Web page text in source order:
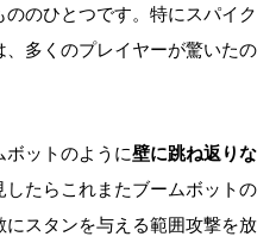
のひとつです。特にスパイク
多くのプレイヤーが驚いたの
ットのように壁に跳ね返りな
したらこれまたブームボットの
スタンを与える範囲攻撃を放